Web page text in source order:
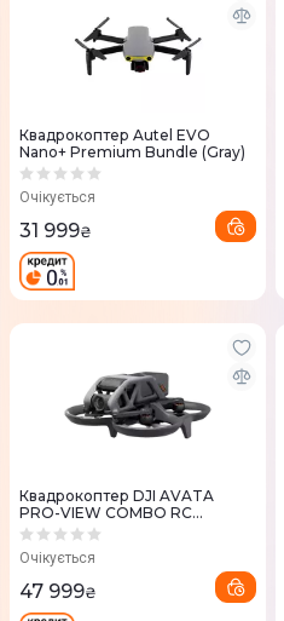
Квадрокоптер Autel EVO
Nano+ Premium Bundle (Gray)
Очікується
31 999₴
Квадрокоптер DJI AVATA
PRO-VIEW COMBO RC
MOTION 2
Очікується
47 999₴